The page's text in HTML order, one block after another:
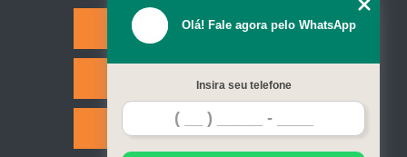
Missão
Serviços
Contato
Olá! Fale agora pelo WhatsApp
Insira seu telefone